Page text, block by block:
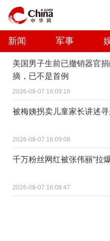
新闻 军事
美国男子生前已撤销器官
摘，已不是首例
2026-08-07 16:09:16
被梅姨拐卖儿童家长讲述
2026-08-07 16:09:08
千万粉丝网红被张伟丽“拉
2026-08-07 16:08:47